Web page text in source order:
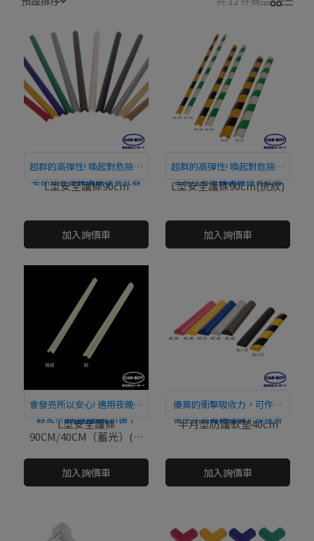
超群的高彈性! 喚起對危險地
方的注意，防止碰撞意外發
直接購買
L型安全護條90cm
加入詢價車
超群的高彈性! 喚起對危險地
方的注意，防止碰撞意外發
直接購買
L型安全護條90cm(虎紋)
加入詢價車
會發亮所以安心! 適用夜晚或
緊急災害時的避難引導！
直接購買
L型安全護條
90CM/40CM（蓄光）(極
加入詢價車
優異的衝擊吸收力，可作為
車子的保險桿，減少碰撞傷
直接購買
半月型防護軟墊40cm
加入詢價車